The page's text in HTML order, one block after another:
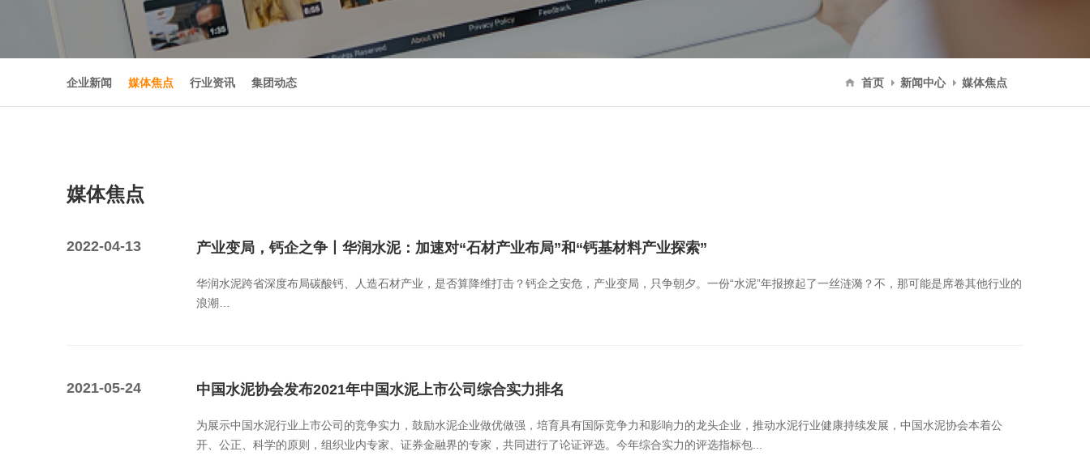
企业新闻 媒体焦点 行业资讯 集团动态 首页 新闻中心 媒体焦点
媒体焦点
2022-04-13 产业变局，钙企之争丨华润水泥：加速对“石材产业布局”和“钙基材料产业探索”
华润水泥跨省深度布局碳酸钙、人造石材产业，是否算降维打击？钙企之安危，产业变局，只争朝夕。一份“水泥”年报撩起了一丝涟漪？不，那可能是席卷其他行业的
浪潮…
2021-05-24 中国水泥协会发布2021年中国水泥上市公司综合实力排名
为展示中国水泥行业上市公司的竞争实力，鼓励水泥企业做优做强，培育具有国际竞争力和影响力的龙头企业，推动水泥行业健康持续发展，中国水泥协会本着公
开、公正、科学的原则，组织业内专家、证券金融界的专家，共同进行了论证评选。今年综合实力的评选指标包...